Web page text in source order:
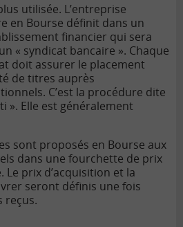
utilisée. L’entreprise
en Bourse définit dans un
financier qui sera
« syndicat bancaire ». Chaque
doit assurer le placement
de titres auprès
C’est la procédure dite
». Elle est généralement
sont proposés en Bourse aux
dans une fourchette de prix
Le prix d’acquisition et la
seront définis une fois
reçus.